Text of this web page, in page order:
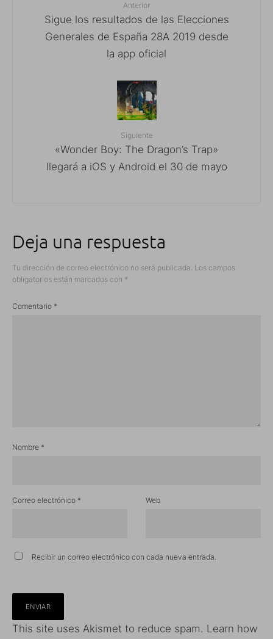
Anterior
Sigue los resultados de las Elecciones
Generales de España 28A 2019 desde
la app oficial
Siguiente
«Wonder Boy: The Dragon’s Trap»
llegará a iOS y Android el 30 de mayo
Deja una respuesta
Tu dirección de correo electrónico no será publicada. Los campos
obligatorios están marcados con *
Comentario *
Nombre *
Correo electrónico * Web
Recibir un correo electrónico con cada nueva entrada.
This site uses Akismet to reduce spam. Learn how